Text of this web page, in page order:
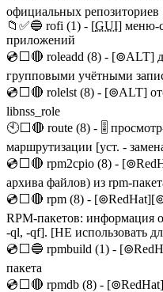
официальных
📁✅🔵 rofi (1) - [GUI] меню-
приложений
💿⬜🔴 roleadd (8) - [⊚ALT]
групповыми учётными
💿⬜🔴 rolelst (8) - [⊚ALT]
libnss_role
🕙⬜🔴 route (8) - 🎚️
маршрутизации [уст. -
💿⬜🔴 rpm2cpio (8) -
архива файлов) из rpm-
💿⬜🔴 rpm (8) -
RPM-пакетов: информация
-ql, -qf]. [НЕ использовать
💿⬜🔵 rpmbuild (1) -
пакета
💿⬜🔴 rpmdb (8) -